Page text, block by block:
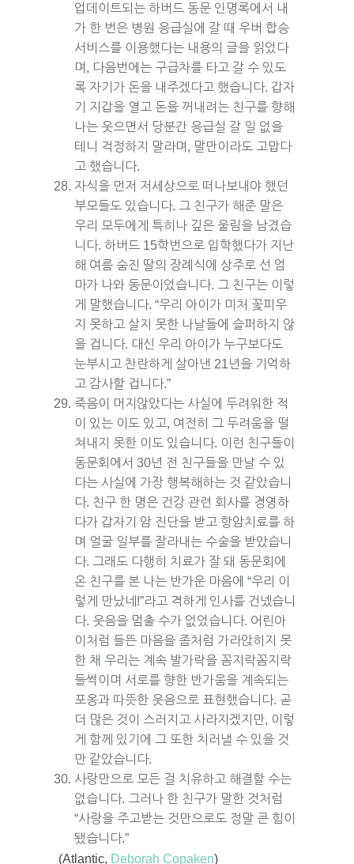
업데이트되는 하버드 동문 인명록에서 내
가 한 번은 병원 응급실에 갈 때 우버 합승
서비스를 이용했다는 내용의 글을 읽었다
며, 다음번에는 구급차를 타고 갈 수 있도
록 자기가 돈을 내주겠다고 했습니다. 갑자
기 지갑을 열고 돈을 꺼내려는 친구를 향해
나는 웃으면서 당분간 응급실 갈 일 없을
테니 걱정하지 말라며, 말만이라도 고맙다
고 했습니다.
자식을 먼저 저세상으로 떠나보내야 했던
부모들도 있습니다. 그 친구가 해준 말은
우리 모두에게 특히나 깊은 울림을 남겼습
니다. 하버드 15학번으로 입학했다가 지난
해 여름 숨진 딸의 장례식에 상주로 선 엄
마가 나와 동문이었습니다. 그 친구는 이렇
게 말했습니다. “우리 아이가 미처 꽃피우
지 못하고 살지 못한 나날들에 슬퍼하지 않
을 겁니다. 대신 우리 아이가 누구보다도
눈부시고 찬란하게 살아낸 21년을 기억하
고 감사할 겁니다.”
죽음이 머지않았다는 사실에 두려워한 적
이 있는 이도 있고, 여전히 그 두려움을 떨
쳐내지 못한 이도 있습니다. 이런 친구들이
동문회에서 30년 전 친구들을 만날 수 있
다는 사실에 가장 행복해하는 것 같았습니
다. 친구 한 명은 건강 관련 회사를 경영하
다가 갑자기 암 진단을 받고 항암치료를 하
며 얼굴 일부를 잘라내는 수술을 받았습니
다. 그래도 다행히 치료가 잘 돼 동문회에
온 친구를 본 나는 반가운 마음에 “우리 이
렇게 만났네!”라고 격하게 인사를 건넸습니
다. 웃음을 멈출 수가 없었습니다. 어린아
이처럼 들뜬 마음을 좀처럼 가라앉히지 못
한 채 우리는 계속 발가락을 꼼지락꼼지락
들썩이며 서로를 향한 반가움을 계속되는
포옹과 따뜻한 웃음으로 표현했습니다. 곧
더 많은 것이 스러지고 사라지겠지만, 이렇
게 함께 있기에 그 또한 치러낼 수 있을 것
만 같았습니다.
사랑만으로 모든 걸 치유하고 해결할 수는
없습니다. 그러나 한 친구가 말한 것처럼
“사랑을 주고받는 것만으로도 정말 큰 힘이
됐습니다.”
(Atlantic, Deborah Copaken)